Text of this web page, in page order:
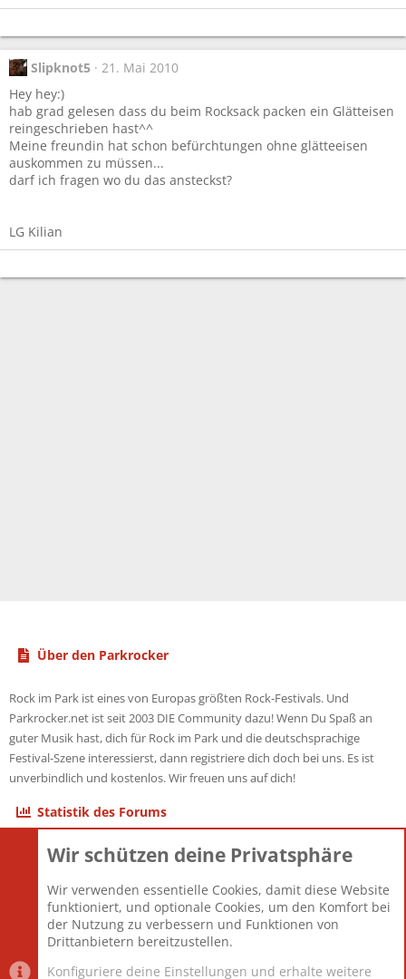
Slipknot5
21. Mai 2010
Hey hey:)
hab grad gelesen dass du beim Rocksack packen ein Glätteisen
reingeschrieben hast^^
Meine freundin hat schon befürchtungen ohne glätteeisen
auskommen zu müssen...
darf ich fragen wo du das ansteckst?
LG Kilian
Über den Parkrocker
Rock im Park ist eines von Europas größten Rock-Festivals. Und
Parkrocker.net ist seit 2003 DIE Community dazu! Wenn Du Spaß an
guter Musik hast, dich für Rock im Park und die deutschsprachige
Festival-Szene interessierst, dann registriere dich doch bei uns. Es ist
unverbindlich und kostenlos. Wir freuen uns auf dich!
Statistik des Forums
Themen
Mitglieder
12.425
Neuestes Mitglied
Toddster85
Wir schützen deine Privatsphäre
Wir verwenden essentielle Cookies, damit diese Website
funktioniert, und optionale Cookies, um den Komfort bei
der Nutzung zu verbessern und Funktionen von
Drittanbietern bereitzustellen.
Konfiguriere deine Einstellungen und erhalte weitere